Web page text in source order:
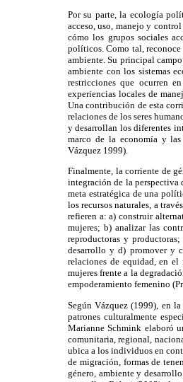
Por su parte, la ecología
acceso, uso, manejo y
cómo los grupos sociales
políticos. Como tal,
ambiente. Su principal
ambiente con los sistemas
restricciones que ocurren
experiencias locales de
Una contribución de esta
relaciones de los seres
y desarrollan los diferentes
marco de la economía y
Vázquez 1999).
Finalmente, la corriente de
integración de la perspectiva
meta estratégica de una
los recursos naturales, a
refieren a: a) construir
mujeres; b) analizar las
reproductoras y
desarrollo y d) promover y
relaciones de equidad, en el
mujeres frente a la
empoderamiento femenino
Según Vázquez (1999), en
patrones culturalmente
Marianne Schmink elaboró
comunitaria, regional,
ubica a los individuos en
de migración, formas de
género, ambiente y